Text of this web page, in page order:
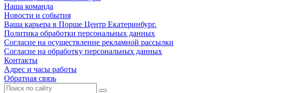
Наша команда
Новости и события
Ваша карьера в Порше Центр Екатеринбург.
Политика обработки персональных данных
Согласие на осуществление рекламной рассылки
Согласие на обработку персональных данных
Контакты
Адрес и часы работы
Обратная связь